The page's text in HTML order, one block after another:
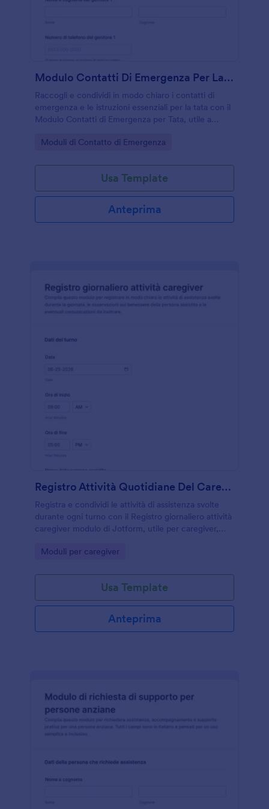
Modulo Contatti Di Emergenza Per La Nanny
Raccogli e condividi in modo chiaro i contatti di
emergenza e le istruzioni essenziali per la tata con il
Modulo Contatti di Emergenza per Tata, utile a
rapida e ordinata.
Go to Category:
Moduli di Contatto di Emergenza
Usa Template
Anteprima
Registro Attività Quotidiane Del Caregiver
Registra e condividi le attività di assistenza svolte
durante ogni turno con il Registro giornaliero attività
caregiver modulo di Jotform, utile per caregiver,
dati ordinata.
Go to Category:
Moduli per caregiver
Usa Template
Anteprima